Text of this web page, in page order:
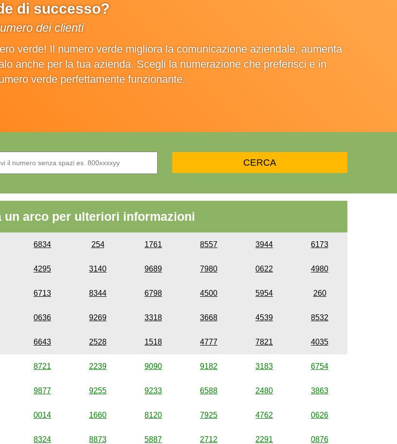
di successo?
dei clienti
verde! Il numero verde migliora la comunicazione aziendale, aumenta
anche per la tua azienda. Scegli la numerazione che preferisci e in
verde perfettamente funzionante.
un arco per ulteriori informazioni
6834 254 1761 8557 3944 6173
4295 3140 9689 7980 0622 4980
6713 8344 6798 4500 5954 260
0636 9269 3318 3668 4539 8532
6643 2528 1518 4777 7821 4035
8721 2239 9090 9182 3183 6754
9877 9255 9233 6588 2480 3863
0014 1660 8120 7925 4762 0626
8324 8873 5887 2712 2291 0876